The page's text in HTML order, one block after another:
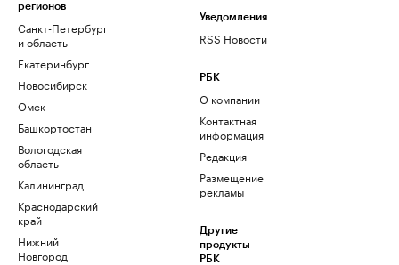
регионов
Санкт-Петербург
и область
Екатеринбург
Новосибирск
Омск
Башкортостан
Вологодская
область
Калининград
Краснодарский
край
Нижний
Новгород
Уведомления
RSS Новости
РБК
О компании
Контактная
информация
Редакция
Размещение
рекламы
Другие
продукты
РБК